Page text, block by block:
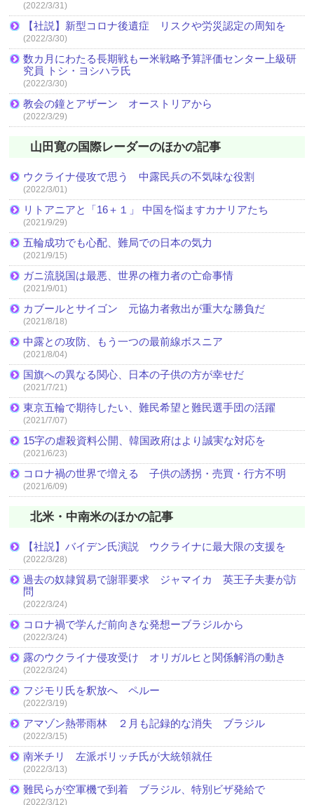
(2022/3/31)
【社説】新型コロナ後遺症 リスクや労災認定の周知を
(2022/3/30)
数カ月にわたる長期戦もー米戦略予算評価センター上級研
究員 トシ・ヨシハラ氏
(2022/3/30)
教会の鐘とアザーン オーストリアから
(2022/3/29)
山田寛の国際レーダーのほかの記事
ウクライナ侵攻で思う 中露民兵の不気味な役割
(2022/3/01)
リトアニアと「16＋１」 中国を悩ますカナリアたち
(2021/9/29)
五輪成功でも心配、難局での日本の気力
(2021/9/15)
ガニ流脱国は最悪、世界の権力者の亡命事情
(2021/9/01)
カブールとサイゴン 元協力者救出が重大な勝負だ
(2021/8/18)
中露との攻防、もう一つの最前線ボスニア
(2021/8/04)
国旗への異なる関心、日本の子供の方が幸せだ
(2021/7/21)
東京五輪で期待したい、難民希望と難民選手団の活躍
(2021/7/07)
15字の虐殺資料公開、韓国政府はより誠実な対応を
(2021/6/23)
コロナ禍の世界で増える 子供の誘拐・売買・行方不明
(2021/6/09)
北米・中南米のほかの記事
【社説】バイデン氏演説 ウクライナに最大限の支援を
(2022/3/28)
過去の奴隷貿易で謝罪要求 ジャマイカ 英王子夫妻が訪
問
(2022/3/24)
コロナ禍で学んだ前向きな発想ーブラジルから
(2022/3/24)
露のウクライナ侵攻受け オリガルヒと関係解消の動き
(2022/3/24)
フジモリ氏を釈放へ ペルー
(2022/3/19)
アマゾン熱帯雨林 ２月も記録的な消失 ブラジル
(2022/3/15)
南米チリ 左派ボリッチ氏が大統領就任
(2022/3/13)
難民らが空軍機で到着 ブラジル、特別ビザ発給で
(2022/3/12)